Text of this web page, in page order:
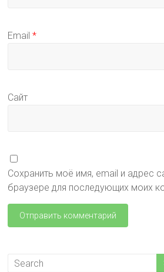
Email*
Сайт
Сохранить моё имя, email и адрес
браузере для последующих моих